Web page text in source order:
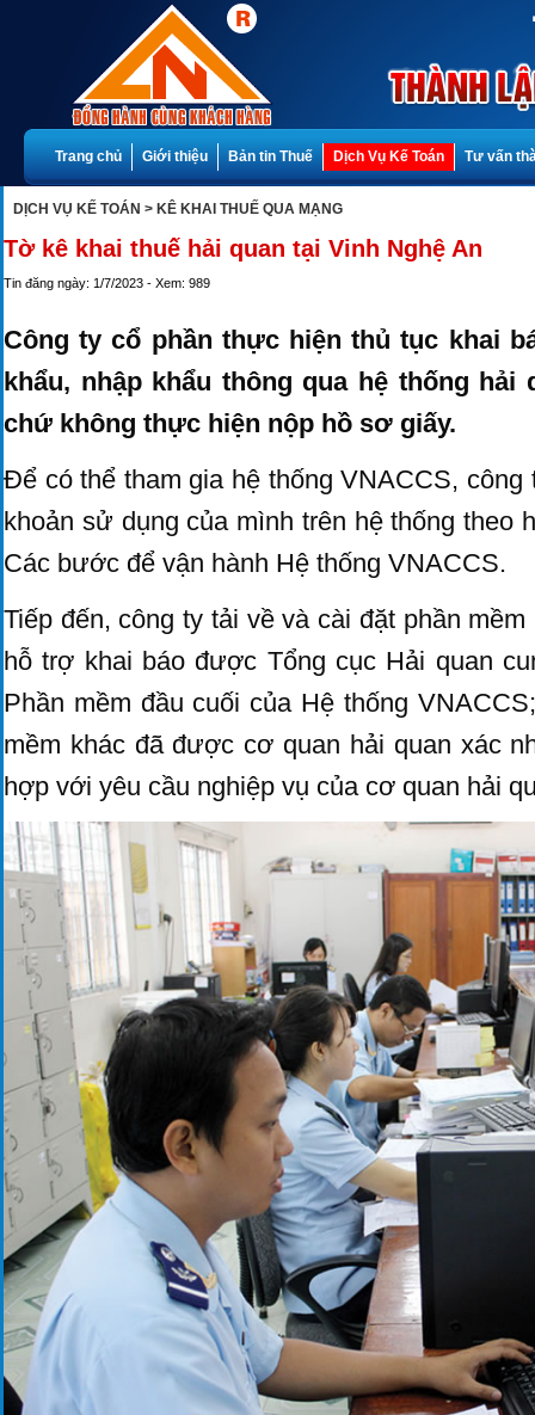
Trang chủ Giới thiệu Bản tin Thuế Dịch Vụ Kế Toán Tư vấn
DỊCH VỤ KẾ TOÁN > KÊ KHAI THUẾ QUA MẠNG
Tờ kê khai thuế hải quan tại Vinh Nghệ An
Tin đăng ngày: 1/7/2023 - Xem: 989
Công ty cổ phần thực hiện thủ tục khai
khẩu, nhập khẩu thông qua hệ thống hải
chứ không thực hiện nộp hồ sơ giấy.
Để có thể tham gia hệ thống VNACCS,
khoản sử dụng của mình trên hệ thống theo
Các bước để vận hành Hệ thống VNACCS.
Tiếp đến, công ty tải về và cài đặt phần
hỗ trợ khai báo được Tổng cục Hải quan
Phần mềm đầu cuối của Hệ thống
mềm khác đã được cơ quan hải quan xác
hợp với yêu cầu nghiệp vụ của cơ quan hải